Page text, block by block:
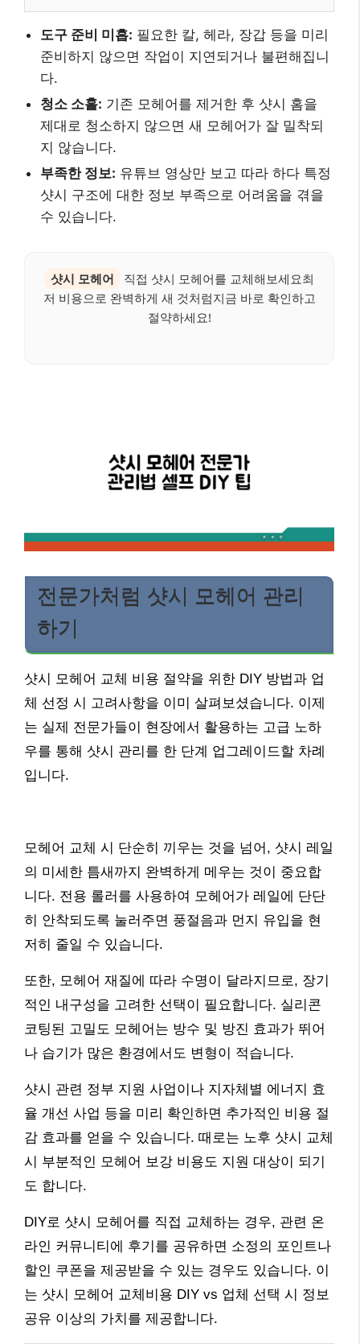
도구 준비 미흡: 필요한 칼, 헤라, 장갑 등을 미리
준비하지 않으면 작업이 지연되거나 불편해집니
다.
청소 소홀: 기존 모헤어를 제거한 후 샷시 홈을
제대로 청소하지 않으면 새 모헤어가 잘 밀착되
지 않습니다.
부족한 정보: 유튜브 영상만 보고 따라 하다 특정
샷시 구조에 대한 정보 부족으로 어려움을 겪을
수 있습니다.
샷시 모헤어
직접 샷시 모헤어를 교체해보세요최
저 비용으로 완벽하게 새 것처럼지금 바로 확인하고
절약하세요!
전문가처럼 샷시 모헤어 관리
하기
샷시 모헤어 교체 비용 절약을 위한 DIY 방법과 업
체 선정 시 고려사항을 이미 살펴보셨습니다. 이제
는 실제 전문가들이 현장에서 활용하는 고급 노하
우를 통해 샷시 관리를 한 단계 업그레이드할 차례
입니다.
모헤어 교체 시 단순히 끼우는 것을 넘어, 샷시 레일
의 미세한 틈새까지 완벽하게 메우는 것이 중요합
니다. 전용 롤러를 사용하여 모헤어가 레일에 단단
히 안착되도록 눌러주면 풍절음과 먼지 유입을 현
저히 줄일 수 있습니다.
또한, 모헤어 재질에 따라 수명이 달라지므로, 장기
적인 내구성을 고려한 선택이 필요합니다. 실리콘
코팅된 고밀도 모헤어는 방수 및 방진 효과가 뛰어
나 습기가 많은 환경에서도 변형이 적습니다.
샷시 관련 정부 지원 사업이나 지자체별 에너지 효
율 개선 사업 등을 미리 확인하면 추가적인 비용 절
감 효과를 얻을 수 있습니다. 때로는 노후 샷시 교체
시 부분적인 모헤어 보강 비용도 지원 대상이 되기
도 합니다.
DIY로 샷시 모헤어를 직접 교체하는 경우, 관련 온
라인 커뮤니티에 후기를 공유하면 소정의 포인트나
할인 쿠폰을 제공받을 수 있는 경우도 있습니다. 이
는 샷시 모헤어 교체비용 DIY vs 업체 선택 시 정보
공유 이상의 가치를 제공합니다.